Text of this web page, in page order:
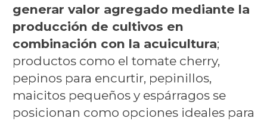
generar valor agregado mediante la
producción de cultivos en
combinación con la acuicultura;
productos como el tomate cherry,
pepinos para encurtir, pepinillos,
maicitos pequeños y espárragos se
posicionan como opciones ideales para